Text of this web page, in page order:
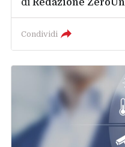
diRedazione
Condividi